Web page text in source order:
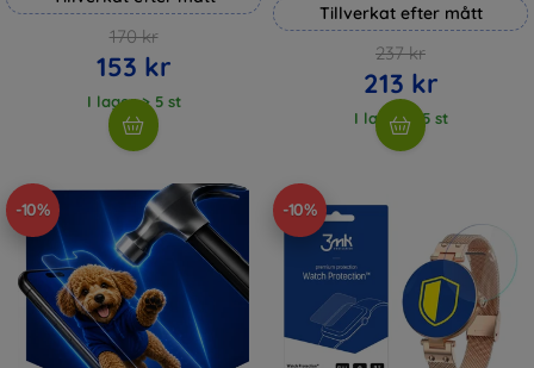
170 kr
153 kr
I lager > 5 st
Tillverkat efter mått
237 kr
213 kr
I lager > 5 st
-10% -10%